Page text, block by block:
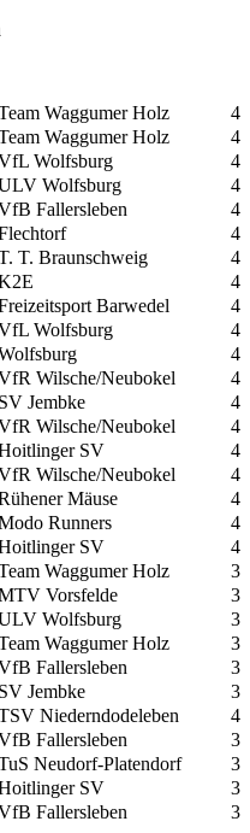
Waggumer Holz 4
Waggumer Holz 4
Wolfsburg 4
Wolfsburg 4
Fallersleben 4
4
T. Braunschweig 4
4
Barwedel 4
Wolfsburg 4
4
Wilsche/Neubokel 4
SV Jembke 4
Wilsche/Neubokel 4
SV 4
Wilsche/Neubokel 4
Mäuse 4
Runners 4
SV 4
Waggumer Holz 3
Vorsfelde 3
Wolfsburg 3
Waggumer Holz 3
Fallersleben 3
SV Jembke 3
Niederndodeleben 4
Fallersleben 3
Neudorf-Platendorf 3
SV 3
Fallersleben 3